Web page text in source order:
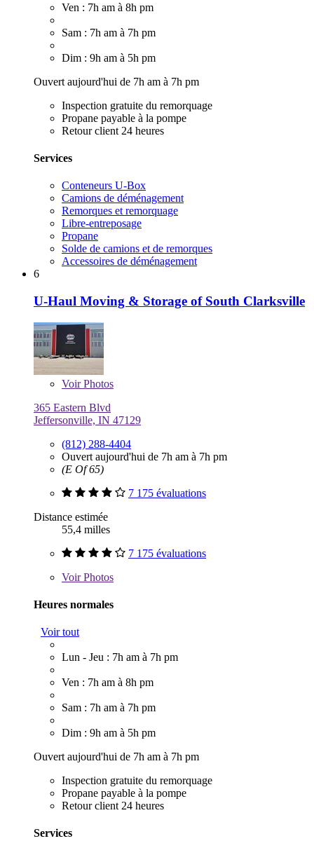
Ven : 7h am à 8h pm
Sam : 7h am à 7h pm
Dim : 9h am à 5h pm
Ouvert aujourd'hui de 7h am à 7h pm
Inspection gratuite du remorquage
Propane payable à la pompe
Retour client 24 heures
Services
Conteneurs U-Box
Camions de déménagement
Remorques et remorquage
Libre-entreposage
Propane
Solde de camions et de remorques
Accessoires de déménagement
6
U-Haul Moving & Storage of South Clarksville
VoirPhotos
365 Eastern Blvd
Jeffersonville, IN 47129
(812) 288-4404
Ouvert aujourd'hui de 7h am à 7h pm
(E Of 65)
7 175 évaluations
Distance estimée
55,4 milles
7 175 évaluations
VoirPhotos
Heures normales
Voir tout
Lun - Jeu : 7h am à 7h pm
Ven : 7h am à 8h pm
Sam : 7h am à 7h pm
Dim : 9h am à 5h pm
Ouvert aujourd'hui de 7h am à 7h pm
Inspection gratuite du remorquage
Propane payable à la pompe
Retour client 24 heures
Services